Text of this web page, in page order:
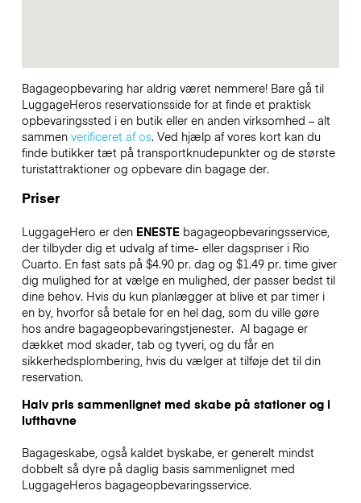
Bagageopbevaring har aldrig været nemmere! Bare gå til
LuggageHeros reservationsside for at finde et praktisk
opbevaringssted i en butik eller en anden virksomhed – alt
sammen verificeret af os. Ved hjælp af vores kort kan du
finde butikker tæt på transportknudepunkter og de største
turistattraktioner og opbevare din bagage der.
Priser
LuggageHero er den ENESTEbagageopbevaringsservice,
der tilbyder dig et udvalg af time- eller dagspriser i Rio
Cuarto. En fast sats på $4.90 pr. dag og $1.49 pr. time giver
dig mulighed for at vælge en mulighed, der passer bedst til
dine behov. Hvis du kun planlægger at blive et par timer i
en by, hvorfor så betale for en hel dag, som du ville gøre
hos andre bagageopbevaringstjenester. Al bagage er
dækket mod skader, tab og tyveri, og du får en
sikkerhedsplombering, hvis du vælger at tilføje det til din
reservation.
Halv pris sammenlignet med skabe på stationer og i
lufthavne
Bagageskabe, også kaldet byskabe, er generelt mindst
dobbelt så dyre på daglig basis sammenlignet med
LuggageHeros bagageopbevaringsservice.